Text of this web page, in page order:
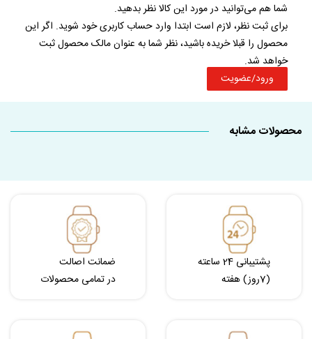
شما هم می‌توانید در مورد این کالا نظر بدهید.
برای ثبت نظر، لازم است ابتدا وارد حساب کاربری خود شوید. اگر این
محصول را قبلا خریده باشید، نظر شما به عنوان مالک محصول ثبت
خواهد شد.
ورود/عضویت
محصولات مشابه
پشتیبانی 24 ساعته
(7روز) هفته
ضمانت اصالت
در تمامی محصولات